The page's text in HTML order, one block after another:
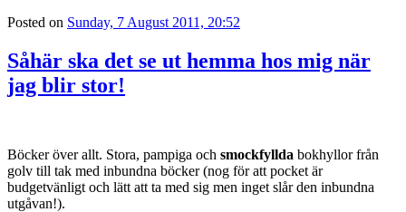
Posted on Sunday, 7 August 2011, 20:52
Såhär ska det se ut hemma hos mig när
jag blir stor!
Böcker över allt. Stora, pampiga och smockfyllda bokhyllor från
golv till tak med inbundna böcker (nog för att pocket är
budgetvänligt och lätt att ta med sig men inget slår den inbundna
utgåvan!).